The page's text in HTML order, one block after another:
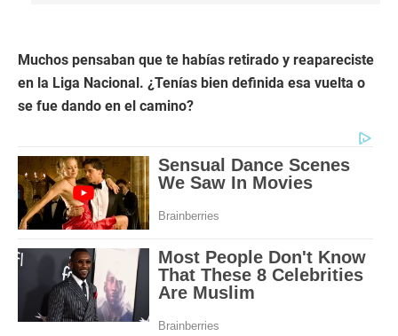
Muchos pensaban que te habías retirado y reapareciste
en la Liga Nacional. ¿Tenías bien definida esa vuelta o
se fue dando en el camino?